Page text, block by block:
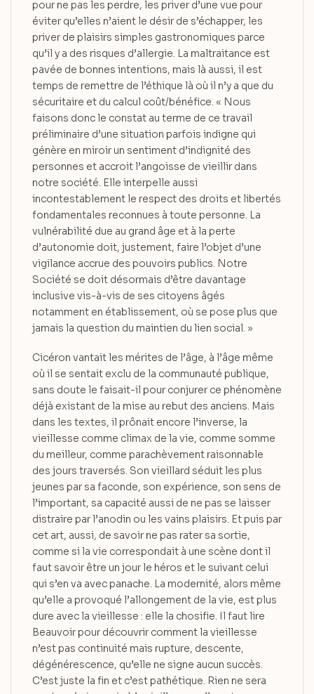
pour ne pas les perdre, les priver d’une vue pour
éviter qu’elles n’aient le désir de s’échapper, les
priver de plaisirs simples gastronomiques parce
qu’il y a des risques d’allergie. La maltraitance est
pavée de bonnes intentions, mais là aussi, il est
temps de remettre de l’éthique là où il n’y a que du
sécuritaire et du calcul coût/bénéfice. « Nous
faisons donc le constat au terme de ce travail
préliminaire d’une situation parfois indigne qui
génère en miroir un sentiment d’indignité des
personnes et accroit l’angoisse de vieillir dans
notre société. Elle interpelle aussi
incontestablement le respect des droits et libertés
fondamentales reconnues à toute personne. La
vulnérabilité due au grand âge et à la perte
d’autonomie doit, justement, faire l’objet d’une
vigilance accrue des pouvoirs publics. Notre
Société se doit désormais d’être davantage
inclusive vis-à-vis de ses citoyens âgés
notamment en établissement, où se pose plus que
jamais la question du maintien du lien social. »
Cicéron vantait les mérites de l’âge, à l’âge même
où il se sentait exclu de la communauté publique,
sans doute le faisait-il pour conjurer ce phénomène
déjà existant de la mise au rebut des anciens. Mais
dans les textes, il prônait encore l’inverse, la
vieillesse comme climax de la vie, comme somme
du meilleur, comme parachèvement raisonnable
des jours traversés. Son vieillard séduit les plus
jeunes par sa faconde, son expérience, son sens de
l’important, sa capacité aussi de ne pas se laisser
distraire par l’anodin ou les vains plaisirs. Et puis par
cet art, aussi, de savoir ne pas rater sa sortie,
comme si la vie correspondait à une scène dont il
faut savoir être un jour le héros et le suivant celui
qui s’en va avec panache. La modernité, alors même
qu’elle a provoqué l’allongement de la vie, est plus
dure avec la vieillesse : elle la chosifie. Il faut lire
Beauvoir pour découvrir comment la vieillesse
n’est pas continuité mais rupture, descente,
dégénérescence, qu’elle ne signe aucun succès.
C’est juste la fin et c’est pathétique. Rien ne sera